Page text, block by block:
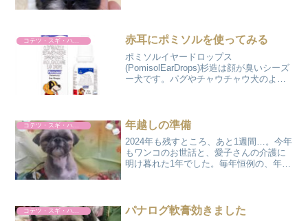
院にも行きまし...
赤耳にポミソルを使ってみる
ポミソルイヤードロップス
(PomisolEarDrops)杉造は顔が臭いシーズ
ー犬です。パグやチャウチャウ犬のよう
す。目の下に皺もなく...
コテツ・スギ・ハルト 年越しの準備
2024年も残すところ、あと1週間…。今年
もワンコのお世話と、愛子さんの介護に
明け暮れた1年でした。毎年恒例の、年末
記念写真を送って下...
パナログ軟膏効きました